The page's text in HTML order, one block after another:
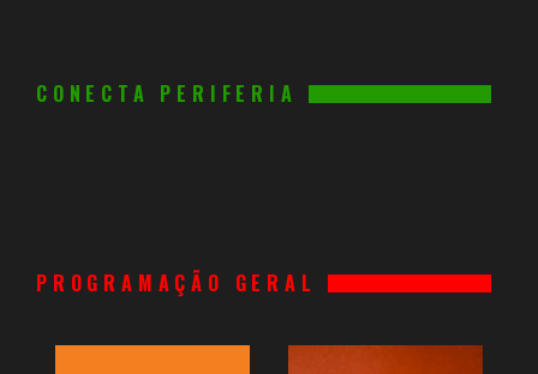
CONECTA PERIFERIA
PROGRAMAÇÃO GERAL